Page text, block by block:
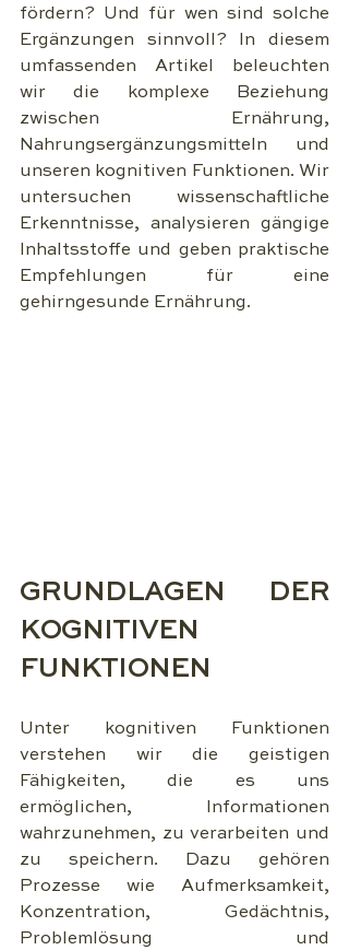
fördern? Und für wen sind solche
Ergänzungen sinnvoll? In diesem
umfassenden Artikel beleuchten
wir die komplexe Beziehung
zwischen Ernährung,
Nahrungsergänzungsmitteln und
unseren kognitiven Funktionen. Wir
untersuchen wissenschaftliche
Erkenntnisse, analysieren gängige
Inhaltsstoffe und geben praktische
Empfehlungen für eine
gehirngesunde Ernährung.
GRUNDLAGEN DER
KOGNITIVEN
FUNKTIONEN
Unter kognitiven Funktionen
verstehen wir die geistigen
Fähigkeiten, die es uns
ermöglichen, Informationen
wahrzunehmen, zu verarbeiten und
zu speichern. Dazu gehören
Prozesse wie Aufmerksamkeit,
Konzentration, Gedächtnis,
Problemlösung und